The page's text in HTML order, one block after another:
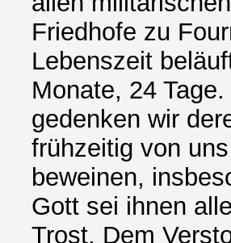
Friedhofe zu
Lebenszeit
Monate, 24
gedenken wir
frühzeitig von
beweinen,
Gott sei ihnen
Trost. Dem